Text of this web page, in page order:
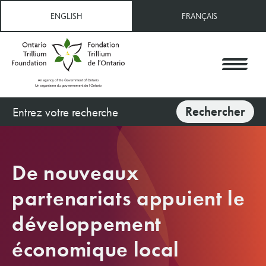
principal
ENGLISH FRANÇAIS
Rechercher Rechercher
De nouveaux
partenariats appuient le
développement
économique local